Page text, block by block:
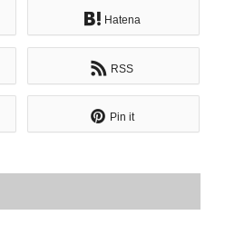
Hatena
RSS
Pin it